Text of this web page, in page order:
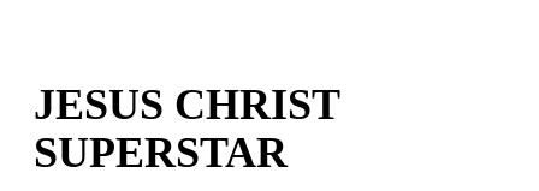
JESUS CHRIST
SUPERSTAR